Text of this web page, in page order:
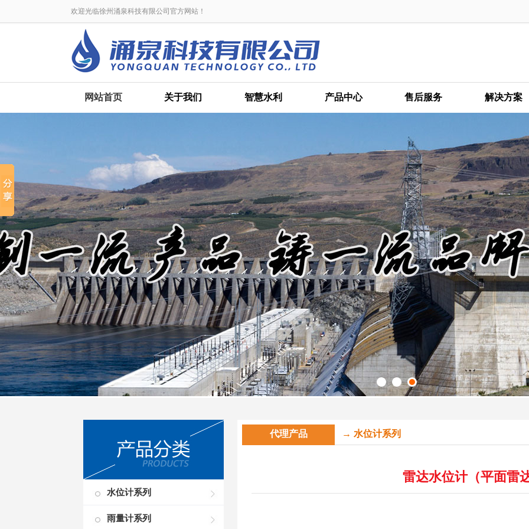
欢迎光临徐州涌泉科技有限公司官方网站！
网站首页 关于我们 智慧水利 产品中心 售后服务 解决方案
水位计系列
雨量计系列
代理产品 → 水位计系列
雷达水位计（平面雷